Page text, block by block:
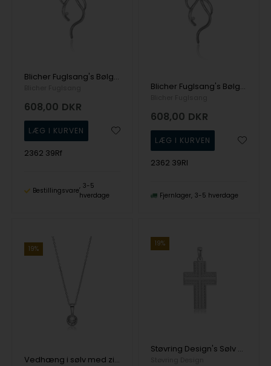
Blicher Fuglsang's Bølgende halssmykke i sølv
608,00 DKR
2362 39Rf
Bestillingsvare
3-5
hverdage
Blicher Fuglsang's Bølgende halssmykke i sølv
608,00 DKR
2362 39Rl
Fjernlager 3-5 hverdage
19%
Vedhæng i sølv med zirkonia
19%
Støvring Design's Sølv vedhæng